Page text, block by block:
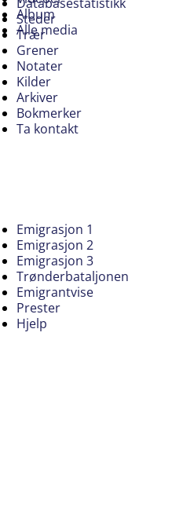
Album
Alle media
Steder
Trær
Grener
Notater
Kilder
Arkiver
Bokmerker
Ta kontakt
Emigrasjon 1
Emigrasjon 2
Emigrasjon 3
Trønderbataljonen
Emigrantvise
Prester
Hjelp